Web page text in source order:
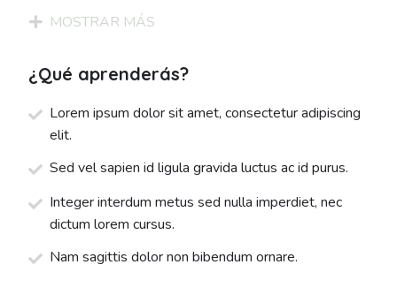
nulla. Vestibulum auctor dolor et turpis tincidunt
eleifend. Aliquam enim enim, efficitur et pulvinar id,
magna ut, semper porta erat. Vivamus pretium purus et
scelerisque, ac porta nibh finibus. Nam vel suscipit elit.
Pellentesque sollicitudin tincidunt mauris, ac ultricies ex
sagittis at.
MOSTRAR MÁS
¿Qué aprenderás?
Lorem ipsum dolor sit amet, consectetur adipiscing
elit.
Sed vel sapien id ligula gravida luctus ac id purus.
Integer interdum metus sed nulla imperdiet, nec
dictum lorem cursus.
Nam sagittis dolor non bibendum ornare.